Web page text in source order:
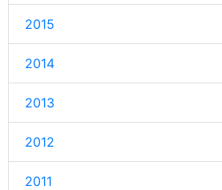
2015
2014
2013
2012
2011